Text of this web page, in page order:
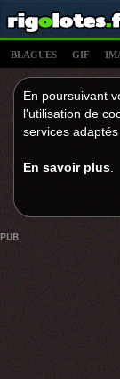
BLAGUES GIF
En poursuivant
l'utilisation de
services
En savoir plus
PUB